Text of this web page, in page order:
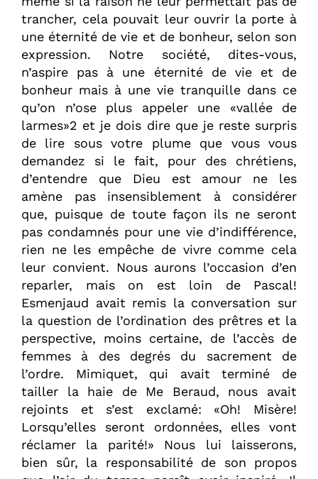
trancher, cela pouvait leur ouvrir la porte à
une éternité de vie et de bonheur, selon son
expression. Notre société, dites-vous,
n’aspire pas à une éternité de vie et de
bonheur mais à une vie tranquille dans ce
qu’on n’ose plus appeler une «vallée de
larmes»2 et je dois dire que je reste surpris
de lire sous votre plume que vous vous
demandez si le fait, pour des chrétiens,
d’entendre que Dieu est amour ne les
amène pas insensiblement à considérer
que, puisque de toute façon ils ne seront
pas condamnés pour une vie d’indifférence,
rien ne les empêche de vivre comme cela
leur convient. Nous aurons l’occasion d’en
reparler, mais on est loin de Pascal!
Esmenjaud avait remis la conversation sur
la question de l’ordination des prêtres et la
perspective, moins certaine, de l’accès de
femmes à des degrés du sacrement de
l’ordre. Mimiquet, qui avait terminé de
tailler la haie de Me Beraud, nous avait
rejoints et s’est exclamé: «Oh! Misère!
Lorsqu’elles seront ordonnées, elles vont
réclamer la parité!» Nous lui laisserons,
bien sûr, la responsabilité de son propos